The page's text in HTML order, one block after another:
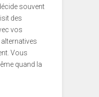
souvent
des
vos
Vous
quand la